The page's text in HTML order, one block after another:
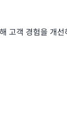
고객 경험을 개선